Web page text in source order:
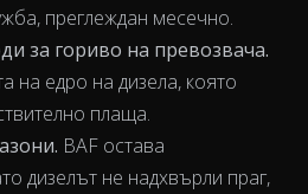
displaying Time. Data ranges from
преглеждан месечно.
за гориво на превозвача.
на едро на дизела, която
плаща.
BAF остава
дизелът не надхвърли праг,